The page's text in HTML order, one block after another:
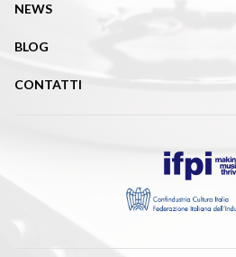
NEWS
BLOG
CONTATTI